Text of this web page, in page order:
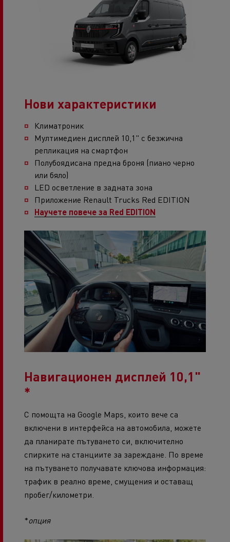
Нови характеристики
Климатроник
Мултимедиен дисплей 10,1" с безжична
репликация на смартфон
Полубоядисана предна броня (пиано черно
или бяло)
LED осветление в задната зона
Приложение Renault Trucks Red EDITION
Научете повече за Red EDITION
Навигационен дисплей 10,1"
*
С помощта на Google Maps, които вече са
включени в интерфейса на автомобила, можете
да планирате пътуването си, включително
спирките на станциите за зареждане. По време
на пътуването получавате ключова информация:
трафик в реално време, смущения и оставащ
пробег/километри.
*опция